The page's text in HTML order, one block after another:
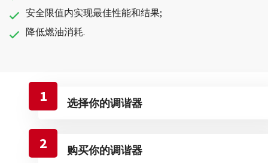
安全限值内实现最佳性能和结果;
降低燃油消耗.
1 选择你的调谐器
2 购买你的调谐器